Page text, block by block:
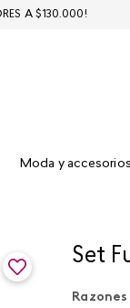
Moda y accesorios
A $130.000!
Set